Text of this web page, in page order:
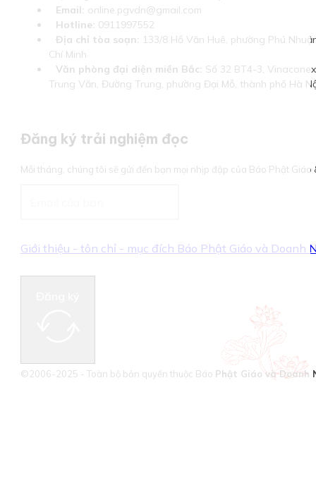
Email: online.pgvdn@gmail.com
Hotline: 0911997552
Địa chỉ tòa soạn: 133/8 Hồ Văn Huê, phường Phú
Chí Minh
Văn phòng đại diện miền Bắc: Số 32 BT4-3,
Trung Văn, Đường Trung, phường Đại Mỗ, thành phố Hà
Đăng ký trải nghiệm đọc
Mỗi tháng, chúng tôi sẽ gửi đến bạn mọi nhịp đập của Báo Phật Giáo
Giới thiệu - tôn chỉ - mục đích Báo Phật Giáo và Doanh
©2006-2025 - Toàn bộ bản quyền thuộc Báo Phật Giáo và Doanh